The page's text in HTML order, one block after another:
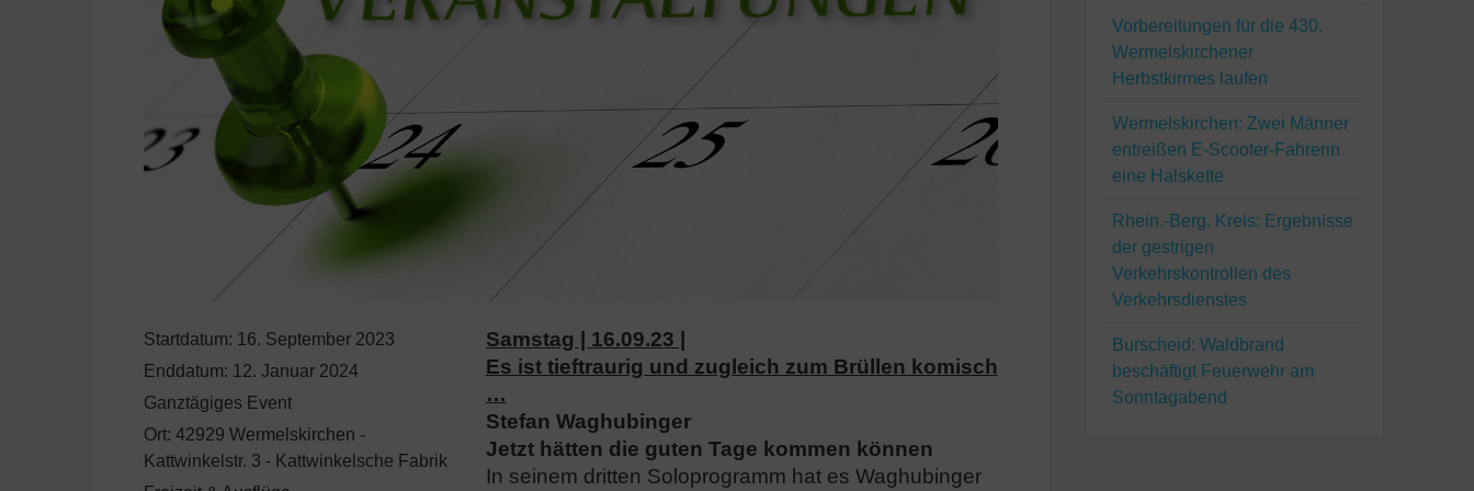
Startdatum: 16. September 2023
Enddatum: 12. Januar 2024
Ganztägiges Event
Ort:42929 Wermelskirchen -
Kattwinkelstr. 3 - Kattwinkelsche Fabrik
Samstag | 16.09.23 |
Es ist tieftraurig und zugleich zum Brüllen komisch
…
Stefan Waghubinger
Jetzt hätten die guten Tage kommen können
In seinem dritten Soloprogramm hat es Waghubinger
Vorbereitungen für die 430.
Wermelskirchener
Herbstkirmes laufen
Wermelskirchen: Zwei Männer
entreißen E-Scooter-Fahrerin
eine Halskette
Rhein.-Berg. Kreis: Ergebnisse
der gestrigen
Verkehrskontrollen des
Verkehrsdienstes
Burscheid: Waldbrand
beschäftigt Feuerwehr am
Sonntagabend